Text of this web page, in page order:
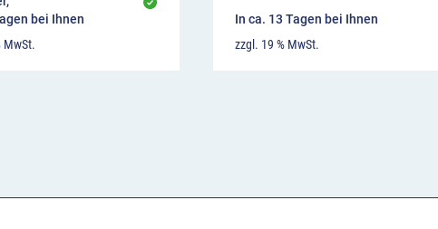
bei Ihnen
MwSt.
In ca. 13 Tagen bei Ihnen
zzgl. 19 % MwSt.